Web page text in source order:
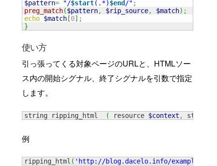
$pattern= "/$start(.*)$end/" ;
preg_match($pattern, $rip_source, $match) ;
echo $match [0] ;
}
使い方
引っ張ってくる対象ページのURLと、HTMLソー
ス内の開始シグナル、終了シグナルを引数で指定
します。
string ripping_html ( resource $context , string
例
ripping_html ( 'http://blog.dacelo.info/